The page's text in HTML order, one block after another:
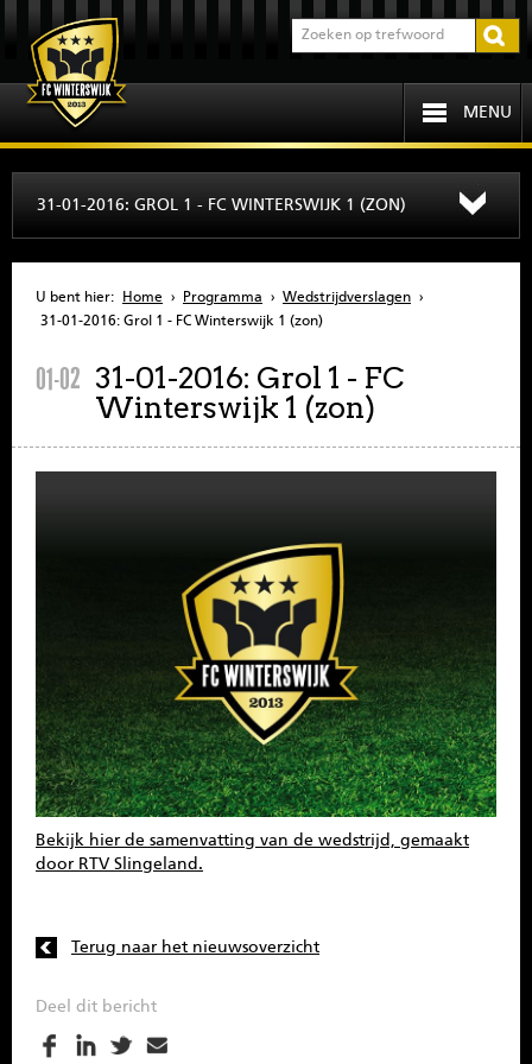
MENU
OVER FCW
INFORMATIE
31-01-2016: GROL 1 - FC WINTERSWIJK 1 (ZON)
U bent hier: Home › Programma › Wedstrijdverslagen ›
31-01-2016: Grol 1 - FC Winterswijk 1 (zon)
01-02 31-01-2016: Grol 1 - FC
Winterswijk 1 (zon)
Bekijk hier de samenvatting van de wedstrijd, gemaakt
door RTV Slingeland.
Terug naar het nieuwsoverzicht
Deel dit bericht